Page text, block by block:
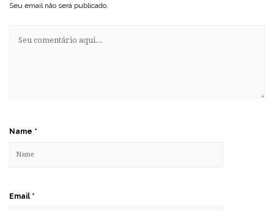
Seu email não será publicado.
Name *
Email *